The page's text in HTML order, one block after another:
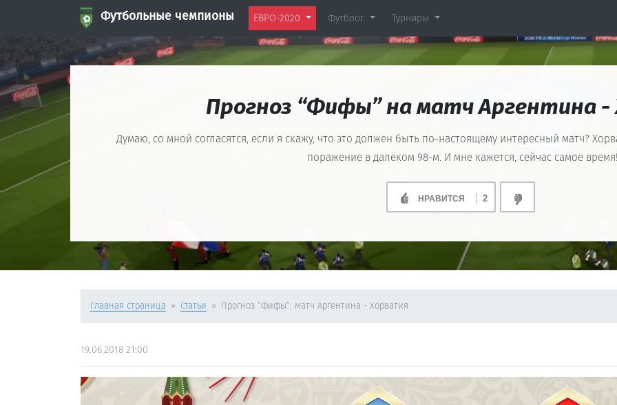
Футбольные чемпионы ЕВРО-2020 Футблог Турниры
Прогноз “Фифы” на матч Аргентина
Думаю, со мной согласятся, если я скажу, что это должен быть по-настоящему интересный матч?
поражение в далёком 98-м. И мне кажется, сейчас самое
НРАВИТСЯ 2
Главная страница Статьи Прогноз “Фифы”: матч Аргентина - Хорватия
19.06.2018 21:00